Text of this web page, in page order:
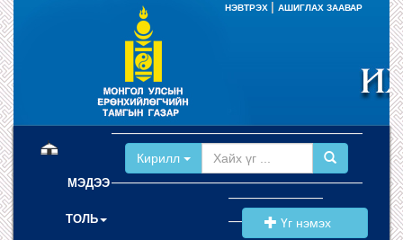
НЭВТРЭХ АШИГЛАХ ЗААВАР
МЭДЭЭ
ТОЛЬ
Кирилл
Үг нэмэх